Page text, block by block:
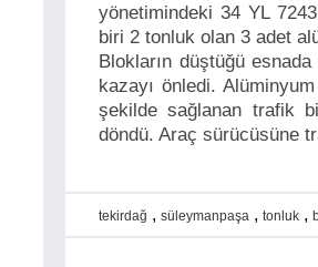
yönetimindeki 34 YL
biri 2 tonluk olan 3 adet
Blokların düştüğü
kazayı önledi.
şekilde sağlanan trafik
döndü. Araç sürücüsüne
tekirdağ , süleymanpaşa , tonluk ,